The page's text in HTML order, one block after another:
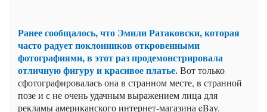
Ранее сообщалось, что Эмили Ратаковски, которая
часто радует поклонников откровенными
фотографиями, в этот раз продемонстрировала
отличную фигуру и красивое платье.Вот только
сфотографировалась она в странном месте, в странной
позе и с не очень удачным выражением лица для
рекламы американского интернет-магазина eBay.